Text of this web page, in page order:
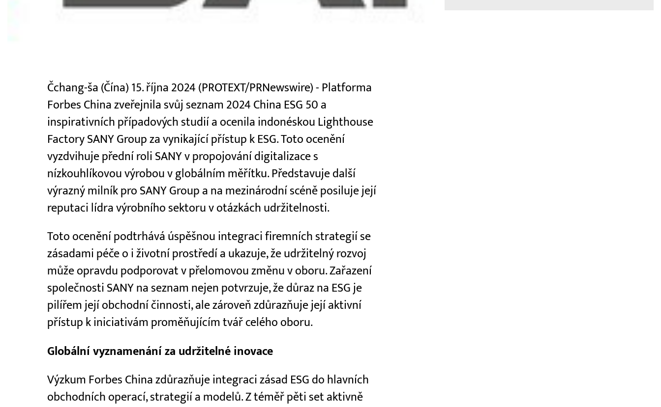
Čchang-ša (Čína) 15. října 2024 (PROTEXT/PRNewswire) - Platforma
Forbes China zveřejnila svůj seznam 2024 China ESG 50 a
inspirativních případových studií a ocenila indonéskou Lighthouse
Factory SANY Group za vynikající přístup k ESG. Toto ocenění
vyzdvihuje přední roli SANY v propojování digitalizace s
nízkouhlíkovou výrobou v globálním měřítku. Představuje další
výrazný milník pro SANY Group a na mezinárodní scéně posiluje její
reputaci lídra výrobního sektoru v otázkách udržitelnosti.
Toto ocenění podtrhává úspěšnou integraci firemních strategií se
zásadami péče o i životní prostředí a ukazuje, že udržitelný rozvoj
může opravdu podporovat v přelomovou změnu v oboru. Zařazení
společnosti SANY na seznam nejen potvrzuje, že důraz na ESG je
pilířem její obchodní činnosti, ale zároveň zdůrazňuje její aktivní
přístup k iniciativám proměňujícím tvář celého oboru.
Globální vyznamenání za udržitelné inovace
Výzkum Forbes China zdůrazňuje integraci zásad ESG do hlavních
obchodních operací, strategií a modelů. Z téměř pěti set aktivně